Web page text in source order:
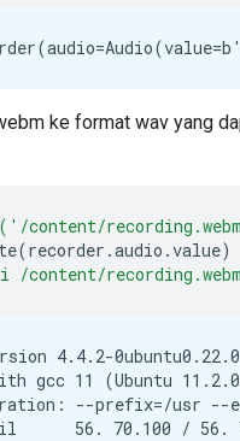
ke format wav yang
content/
(recorder .audio .value)
/content/
4.4.2-
gcc 11 (Ubuntu
--prefix=/usr
56. 70.100 / 56.